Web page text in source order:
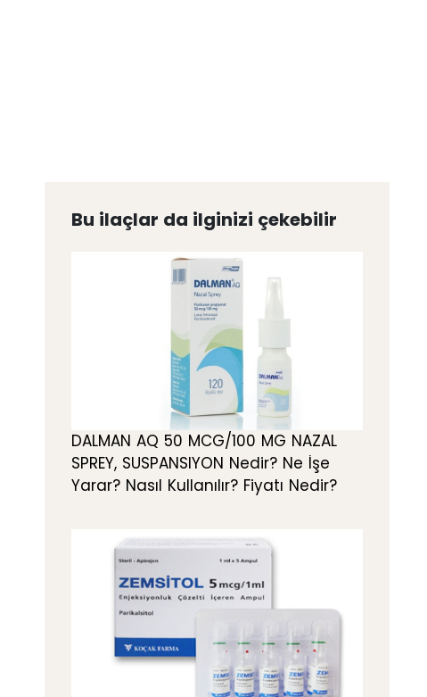
Bu ilaçlar da ilginizi çekebilir
DALMAN AQ 50 MCG/100 MG NAZAL
SPREY, SUSPANSIYON Nedir? Ne İşe
Yarar? Nasıl Kullanılır? Fiyatı Nedir?